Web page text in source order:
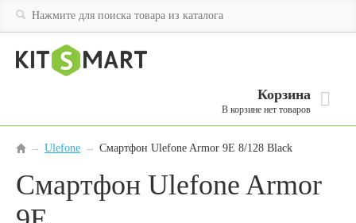
Корзина
В корзине нет товаров
→ Ulefone → Смартфон Ulefone Armor 9E 8/128 Black
Смартфон Ulefone Armor